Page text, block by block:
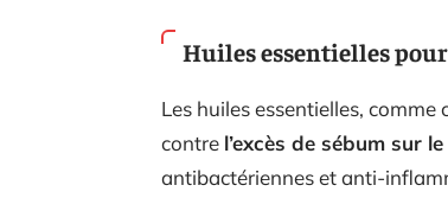
Huiles essentielles
Les huiles essentielles,
contre l’excès de sébum sur
antibactériennes et anti-